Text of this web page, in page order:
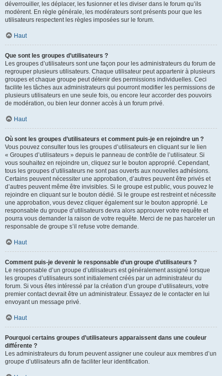
déverrouiller, les déplacer, les fusionner et les diviser dans le forum qu’ils
modèrent. En règle générale, les modérateurs sont présents pour que les
utilisateurs respectent les règles imposées sur le forum.
Haut
Que sont les groupes d’utilisateurs ?
Les groupes d’utilisateurs sont une façon pour les administrateurs du forum de
regrouper plusieurs utilisateurs. Chaque utilisateur peut appartenir à plusieurs
groupes et chaque groupe peut détenir des permissions individuelles. Ceci
facilite les tâches aux administrateurs qui pourront modifier les permissions de
plusieurs utilisateurs en une seule fois, ou encore leur accorder des pouvoirs
de modération, ou bien leur donner accès à un forum privé.
Haut
Où sont les groupes d’utilisateurs et comment puis-je en rejoindre un ?
Vous pouvez consulter tous les groupes d’utilisateurs en cliquant sur le lien
« Groupes d’utilisateurs » depuis le panneau de contrôle de l’utilisateur. Si
vous souhaitez en rejoindre un, cliquez sur le bouton approprié. Cependant,
tous les groupes d’utilisateurs ne sont pas ouverts aux nouvelles adhésions.
Certains peuvent nécessiter une approbation, d’autres peuvent être privés et
d’autres peuvent même être invisibles. Si le groupe est public, vous pouvez le
rejoindre en cliquant sur le bouton dédié. Si le groupe est restreint et nécessite
une approbation, vous devez cliquer également sur le bouton approprié. Le
responsable du groupe d’utilisateurs devra alors approuver votre requête et
pourra vous demander la raison de votre requête. Merci de ne pas harceler un
responsable de groupe s’il refuse votre demande.
Haut
Comment puis-je devenir le responsable d’un groupe d’utilisateurs ?
Le responsable d’un groupe d’utilisateurs est généralement assigné lorsque
les groupes d’utilisateurs sont initialement créés par un administrateur du
forum. Si vous êtes intéressé par la création d’un groupe d’utilisateurs, votre
premier contact devrait être un administrateur. Essayez de le contacter en lui
envoyant un message privé.
Haut
Pourquoi certains groupes d’utilisateurs apparaissent dans une couleur
différente ?
Les administrateurs du forum peuvent assigner une couleur aux membres d’un
groupe d’utilisateurs afin de faciliter leur identification.